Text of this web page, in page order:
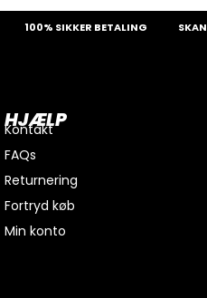
100% SIKKER BETALING
HJÆLP
Kontakt
FAQs
Returnering
Fortryd køb
Min konto